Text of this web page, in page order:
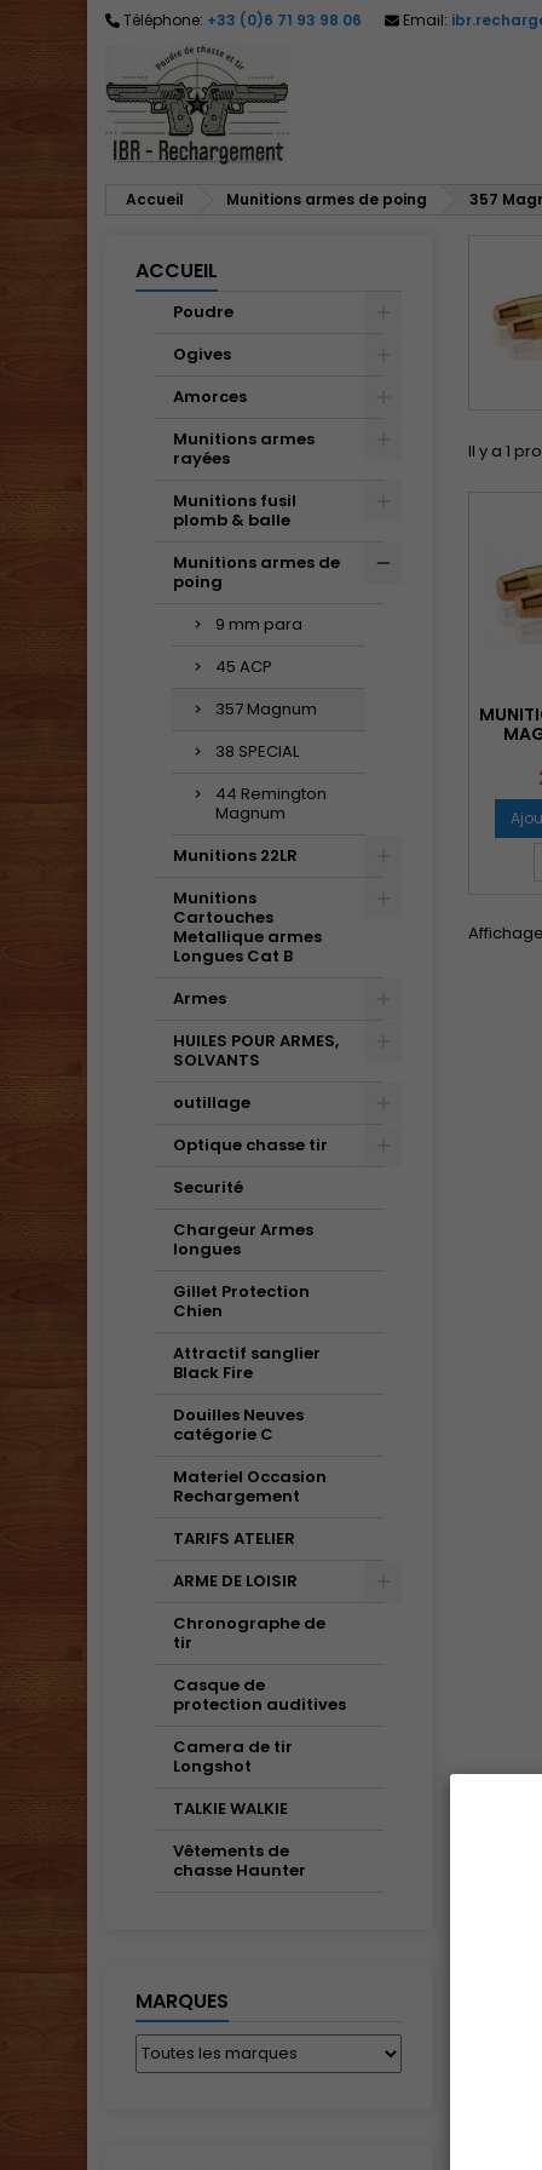
Téléphone: +33 (0)6 71 93 98 06 Email:
Accueil Munitions armes de poing 357
ACCUEIL
Poudre
Ogives
Amorces
Munitions armes
rayées
Munitions fusil
plomb & balle
Munitions armes de
poing
9 mm para
45 ACP
357 Magnum
38 SPECIAL
44 Remington
Magnum
Munitions 22LR
Munitions
Cartouches
Metallique armes
Longues Cat B
Armes
HUILES POUR ARMES,
SOLVANTS
outillage
Optique chasse tir
Securité
Chargeur Armes
longues
Gillet Protection
Chien
Attractif sanglier
Black Fire
Douilles Neuves
catégorie C
Materiel Occasion
Rechargement
TARIFS ATELIER
ARME DE LOISIR
Chronographe de
tir
Casque de
protection auditives
Camera de tir
Longshot
TALKIE WALKIE
Vêtements de
chasse Haunter
MARQUES
Il y a 1